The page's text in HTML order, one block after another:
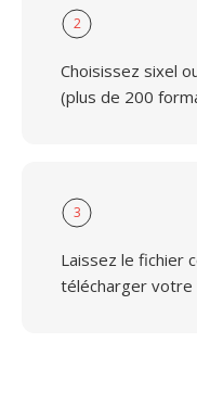
2
Choisissez sixel
(plus de 200
3
Laissez le fichier
télécharger votre